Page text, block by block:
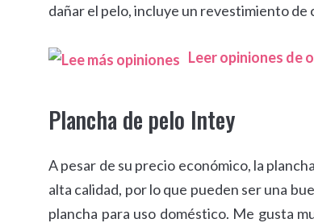
dañar el pelo, incluye un revestimiento de
Leer opiniones de
Plancha de pelo Intey
A pesar de su precio económico, la
alta calidad, por lo que pueden ser una
plancha para uso doméstico. Me gusta